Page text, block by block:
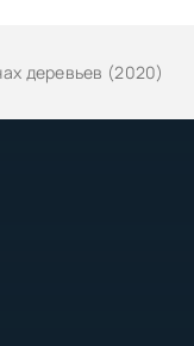
деревьев (2020)